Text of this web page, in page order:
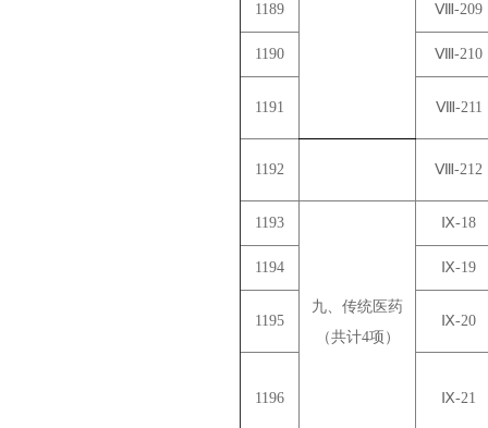
1189 Ⅷ-209
1190 Ⅷ-210
1191 Ⅷ-211
1192 Ⅷ-212
1193
九、传统医药
（共计4项）
Ⅸ-18
1194 Ⅸ-19
1195 Ⅸ-20
1196 Ⅸ-21